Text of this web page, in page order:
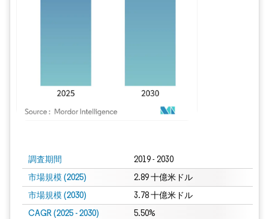
調査期間 2019 - 2030
市場規模 (2025) 2.89 十億米ドル
市場規模 (2030) 3.78 十億米ドル
CAGR (2025 - 2030) 5.50%